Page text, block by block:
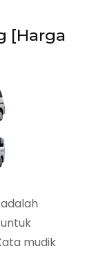
[Harga
mudik